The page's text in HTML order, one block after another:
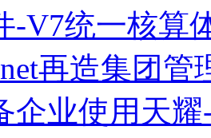
-V7统一核算
再造集团管
企业使用天